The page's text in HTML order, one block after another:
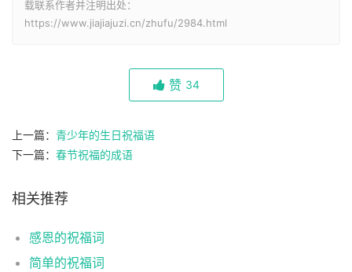
载联系作者并注明出处：
https://www.jiajiajuzi.cn/zhufu/2984.html
赞 34
上一篇： 青少年的生日祝福语
下一篇： 春节祝福的成语
相关推荐
感恩的祝福词
简单的祝福词